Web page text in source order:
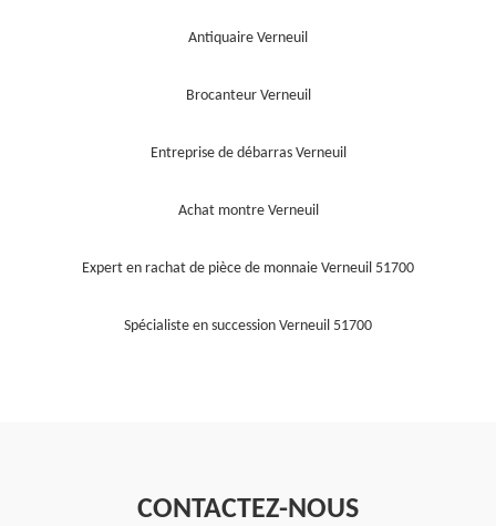
Antiquaire Verneuil
Brocanteur Verneuil
Entreprise de débarras Verneuil
Achat montre Verneuil
Expert en rachat de pièce de monnaie Verneuil 51700
Spécialiste en succession Verneuil 51700
CONTACTEZ-NOUS